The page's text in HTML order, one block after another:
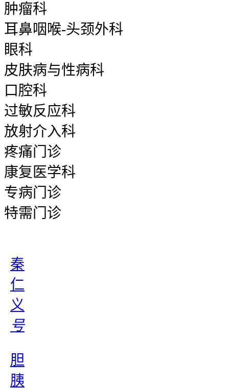
肿瘤科
耳鼻咽喉-头颈外科
眼科
皮肤病与性病科
口腔科
过敏反应科
放射介入科
疼痛门诊
康复医学科
专病门诊
特需门诊
秦
仁
义
号
胆
胰